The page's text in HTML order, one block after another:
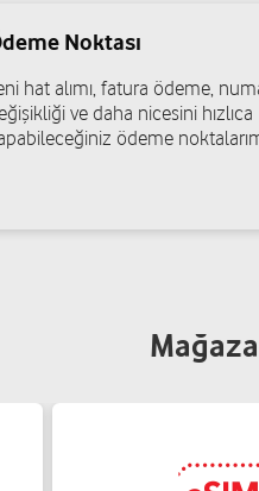
No:18 Torbalı/İzmir
Noktası
hat alımı, fatura ödeme,
ve daha nicesini hızlıca
ödeme